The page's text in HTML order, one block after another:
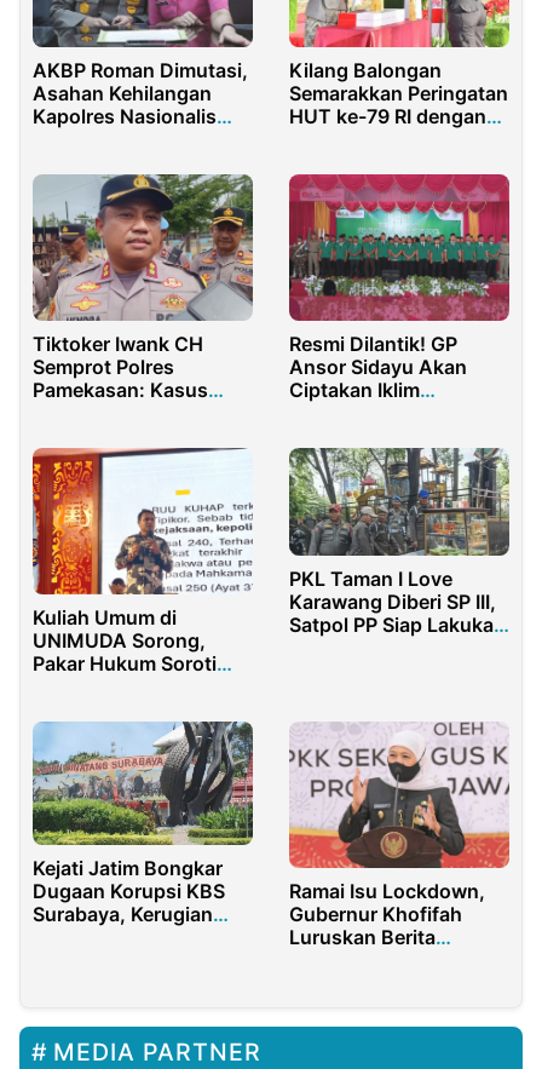
AKBP Roman Dimutasi,
Asahan Kehilangan
Kapolres Nasionalis
Kilang Balongan
Semarakkan Peringatan
HUT ke-79 RI dengan
Tiktoker Iwank CH
Semprot Polres
Pamekasan: Kasus
Kok Lembek?
Resmi Dilantik! GP
Ansor Sidayu Akan
Ciptakan Iklim
Kuliah Umum di
UNIMUDA Sorong,
Pakar Hukum Soroti
Peradilan
PKL Taman I Love
Karawang Diberi SP III,
Satpol PP Siap Lakukan
Kejati Jatim Bongkar
Dugaan Korupsi KBS
Surabaya, Kerugian
Ramai Isu Lockdown,
Gubernur Khofifah
Luruskan Berita
MEDIA PARTNER